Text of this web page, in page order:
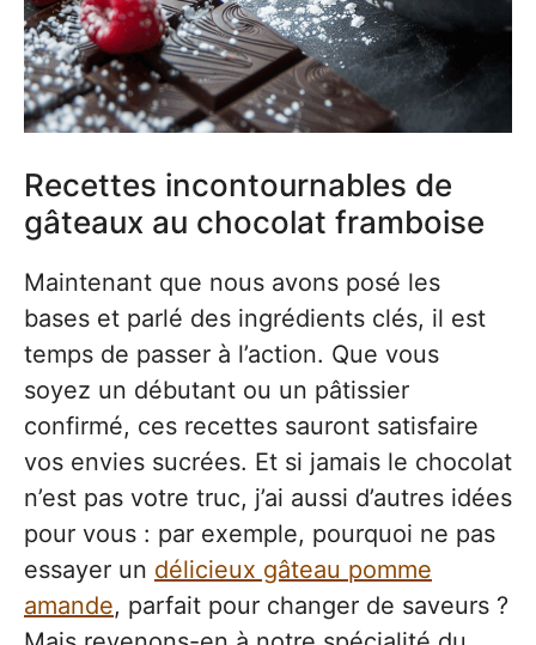
Recettes incontournables de
gâteaux au chocolat framboise
Maintenant que nous avons posé les
bases et parlé des ingrédients clés, il est
temps de passer à l’action. Que vous
soyez un débutant ou un pâtissier
confirmé, ces recettes sauront satisfaire
vos envies sucrées. Et si jamais le chocolat
n’est pas votre truc, j’ai aussi d’autres idées
pour vous : par exemple, pourquoi ne pas
essayer un délicieux gâteau pomme
amande, parfait pour changer de saveurs ?